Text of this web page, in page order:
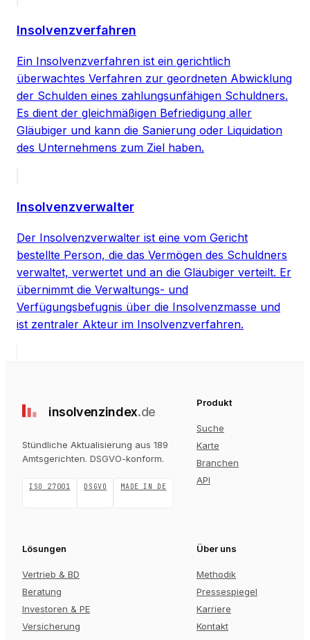
Insolvenzverfahren
Ein Insolvenzverfahren ist ein gerichtlich
überwachtes Verfahren zur geordneten Abwicklung
der Schulden eines zahlungsunfähigen Schuldners.
Es dient der gleichmäßigen Befriedigung aller
Gläubiger und kann die Sanierung oder Liquidation
des Unternehmens zum Ziel haben.
Insolvenzverwalter
Der Insolvenzverwalter ist eine vom Gericht
bestellte Person, die das Vermögen des Schuldners
verwaltet, verwertet und an die Gläubiger verteilt. Er
übernimmt die Verwaltungs- und
Verfügungsbefugnis über die Insolvenzmasse und
ist zentraler Akteur im Insolvenzverfahren.
insolvenzindex.de
Stündliche Aktualisierung aus 189
Amtsgerichten. DSGVO-konform.
ISO 27001 DSGVO MADE IN DE
Produkt
Suche
Karte
Branchen
API
Lösungen
Vertrieb & BD
Beratung
Investoren & PE
Versicherung
Über uns
Methodik
Pressespiegel
Karriere
Kontakt